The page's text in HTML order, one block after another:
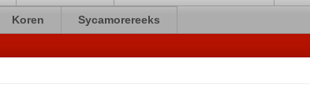
Koren Sycamorereeks